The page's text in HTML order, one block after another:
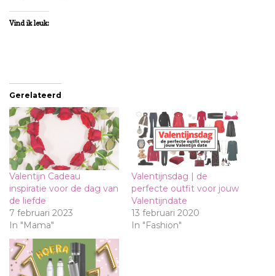
Vind ik leuk:
Gerelateerd
Valentijn Cadeau
inspiratie voor de dag van
de liefde
7 februari 2023
In "Mama"
Valentijnsdag | de
perfecte outfit voor jouw
Valentijndate
13 februari 2020
In "Fashion"